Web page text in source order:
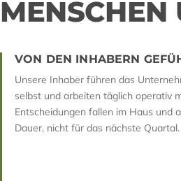
ENSCHEN
VON DEN INHABERN
Unsere Inhaber führen das
selbst und arbeiten täglich operativ
Entscheidungen fallen im Haus und
Dauer, nicht für das nächste Quartal.